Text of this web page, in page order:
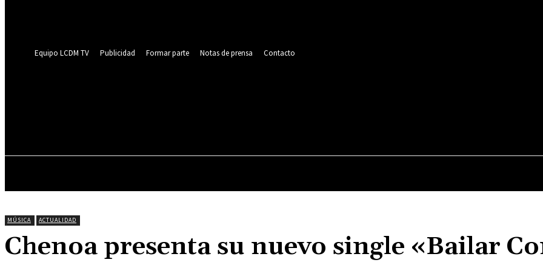
Equipo LCDM TV
Publicidad Formar parte Notas de prensa Contacto
MÚSICA ACTUALIDAD
Chenoa presenta su nuevo single «Bailar